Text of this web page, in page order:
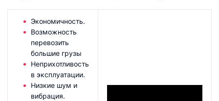
Экономичность.
Возможность
перевозить
большие грузы
Неприхотливость
в эксплуатации.
Низкие шум и
вибрация.